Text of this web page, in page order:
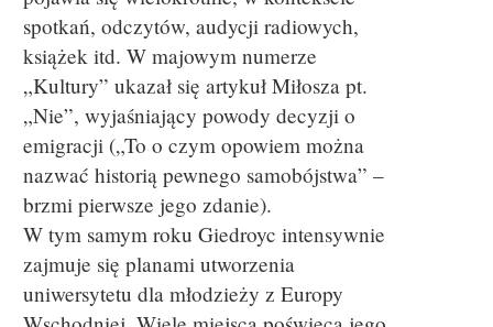
spotkań, odczytów, audycji radiowych,
książek itd. W majowym numerze
„Kultury” ukazał się artykuł Miłosza pt.
„Nie”, wyjaśniający powody decyzji o
emigracji („To o czym opowiem można
nazwać historią pewnego samobójstwa” –
brzmi pierwsze jego zdanie).
W tym samym roku Giedroyc intensywnie
zajmuje się planami utworzenia
uniwersytetu dla młodzieży z Europy